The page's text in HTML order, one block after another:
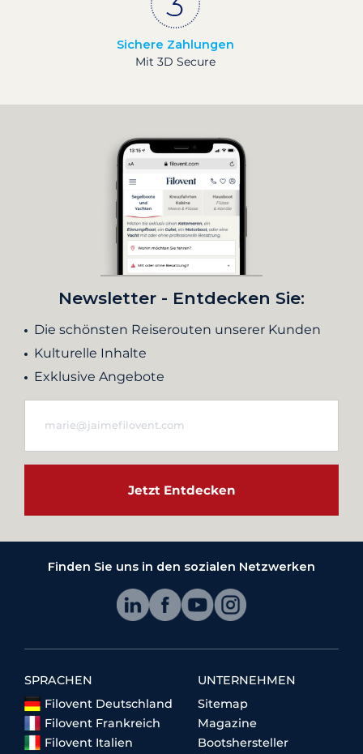
Sichere Zahlungen
Mit 3D Secure
Newsletter - Entdecken Sie:
Die schönsten Reiserouten unserer Kunden
Kulturelle Inhalte
Exklusive Angebote
Jetzt Entdecken
Finden Sie uns in den sozialen Netzwerken
SPRACHEN
Filovent Deutschland
Filovent Frankreich
Filovent Italien
UNTERNEHMEN
Sitemap
Magazine
Bootshersteller